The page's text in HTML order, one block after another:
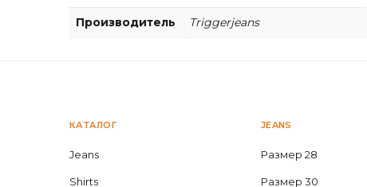
Производитель Triggerjeans
КАТАЛОГ
Jeans
Shirts
JEANS
Размер 28
Размер 30